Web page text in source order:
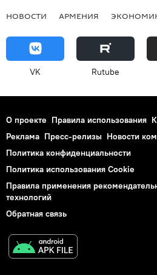
НОВОСТИ АРМЕНИЯ
VK Rutube
О проекте Правила использования
Реклама Пресс-релизы Новости
Политика конфиденциальности
Политика использования Cookie
Правила применения
технологий
Обратная связь